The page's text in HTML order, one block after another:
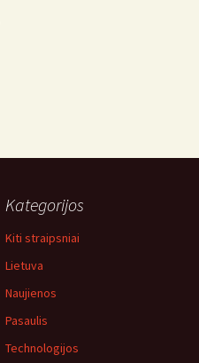
Kategorijos
Kiti straipsniai
Lietuva
Naujienos
Pasaulis
Technologijos